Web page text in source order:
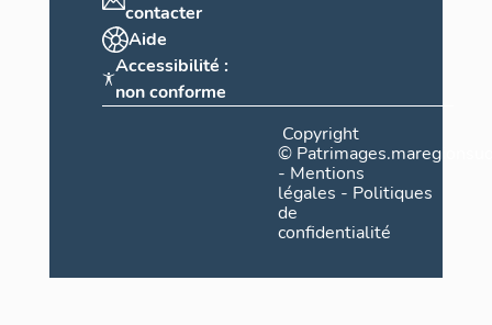
contacter
Aide
Accessibilité :
non conforme
Copyright
©
- Mentions
légales - Politiques
de
confidentialité